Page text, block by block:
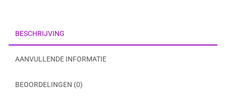
BESCHRIJVING
AANVULLENDE INFORMATIE
BEOORDELINGEN (0)